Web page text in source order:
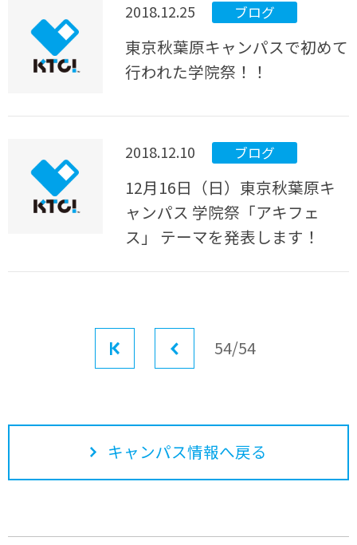
2018.12.25 ブログ
東京秋葉原キャンパスで初めて
行われた学院祭！！
2018.12.10 ブログ
12月16日（日）東京秋葉原キ
ャンパス 学院祭「アキフェ
ス」 テーマを発表します！
前へ54/54
キャンパス情報へ戻る